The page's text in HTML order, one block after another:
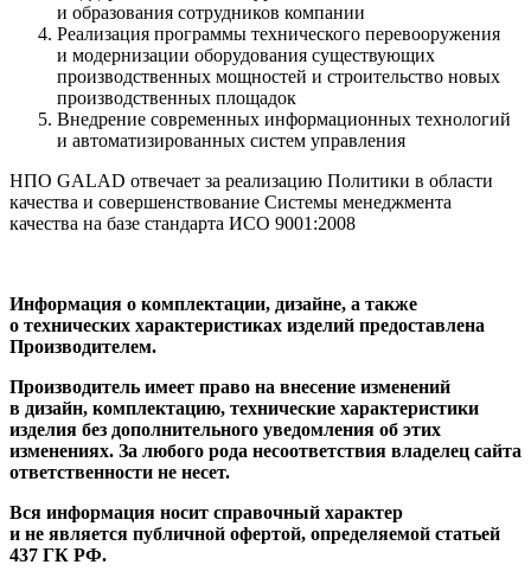
и образования сотрудников компании
Реализация программы технического перевооружения
и модернизации оборудования существующих
производственных мощностей и строительство новых
производственных площадок
Внедрение современных информационных технологий
и автоматизированных систем управления
НПО GALAD отвечает за реализацию Политики в области
качества и совершенствование Системы менеджмента
качества на базе стандарта ИСО 9001:2008
Информация о комплектации, дизайне, а также
о технических характеристиках изделий предоставлена
Производителем.
Производитель имеет право на внесение изменений
в дизайн, комплектацию, технические характеристики
изделия без дополнительного уведомления об этих
изменениях. За любого рода несоответствия владелец сайта
ответственности не несет.
Вся информация носит справочный характер
и не является публичной офертой, определяемой статьей
437 ГК РФ.